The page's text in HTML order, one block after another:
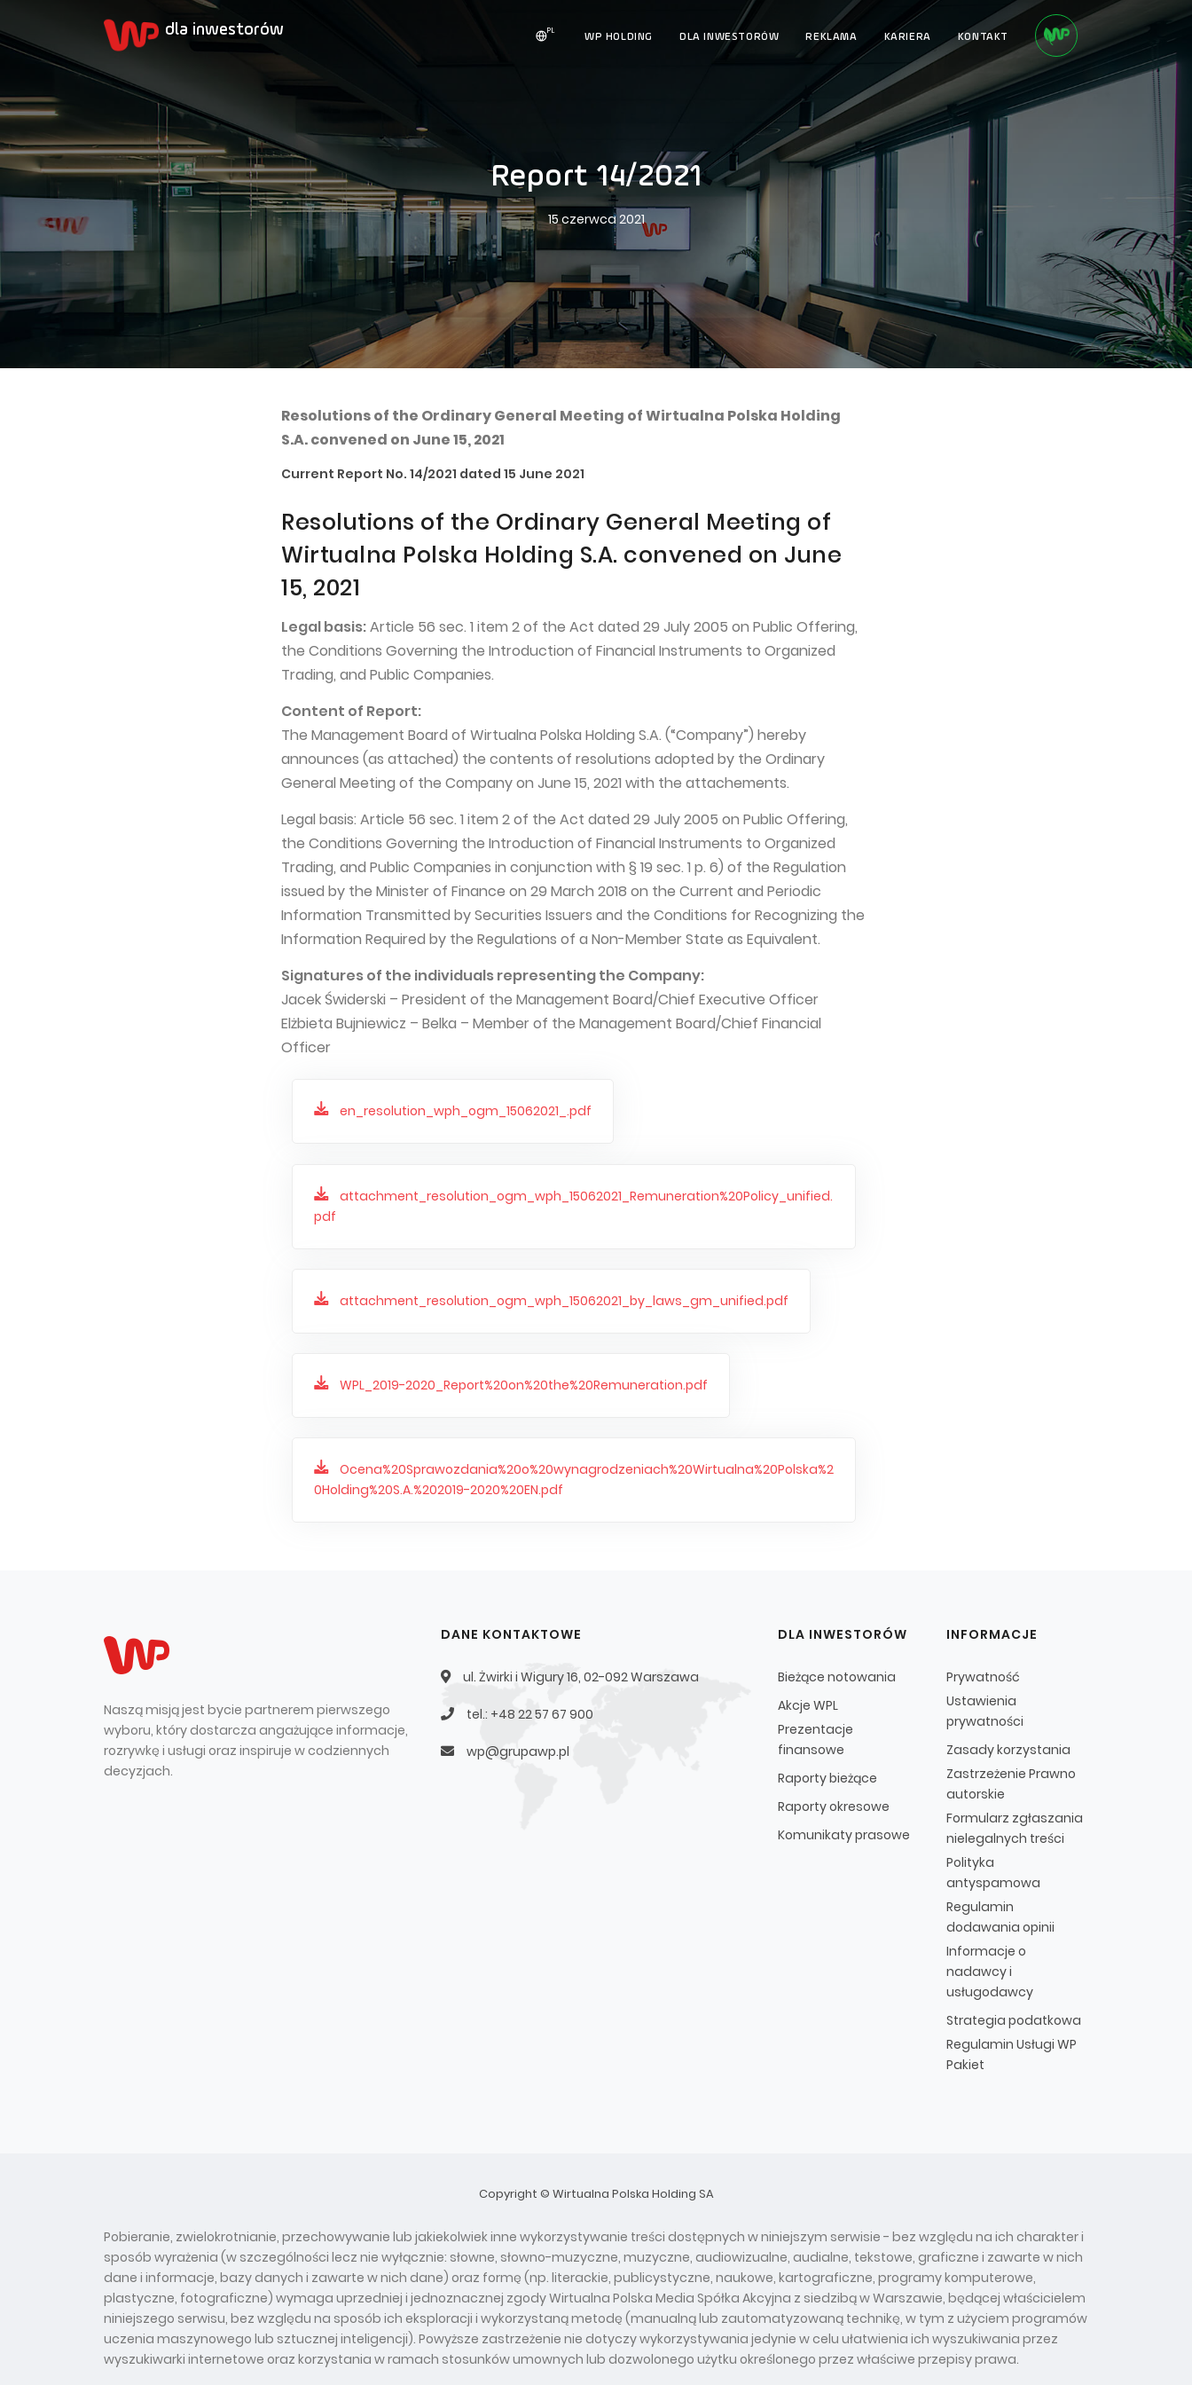
WP HOLDING DLA INWESTORÓW REKLAMA KARIERA KONTAKT
PL
Report 14/2021
15 czerwca 2021
Resolutions of the Ordinary General Meeting of Wirtualna Polska Holding
S.A. convened on June 15, 2021
Current Report No. 14/2021 dated 15 June 2021
Resolutions of the Ordinary General Meeting of
Wirtualna Polska Holding S.A. convened on June
15, 2021
Legal basis:Article 56 sec. 1 item 2 of the Act dated 29 July 2005 on Public Offering,
the Conditions Governing the Introduction of Financial Instruments to Organized
Trading, and Public Companies.
Content of Report:
The Management Board of Wirtualna Polska Holding S.A. (“Company”) hereby
announces (as attached) the contents of resolutions adopted by the Ordinary
General Meeting of the Company on June 15, 2021 with the attachements.
Legal basis: Article 56 sec. 1 item 2 of the Act dated 29 July 2005 on Public Offering,
the Conditions Governing the Introduction of Financial Instruments to Organized
Trading, and Public Companies in conjunction with § 19 sec. 1 p. 6) of the Regulation
issued by the Minister of Finance on 29 March 2018 on the Current and Periodic
Information Transmitted by Securities Issuers and the Conditions for Recognizing the
Information Required by the Regulations of a Non-Member State as Equivalent.
Signatures of the individuals representing the Company:
Jacek Świderski – President of the Management Board/Chief Executive Officer
Elżbieta Bujniewicz – Belka – Member of the Management Board/Chief Financial
Officer
en_resolution_wph_ogm_15062021_.pdf
attachment_resolution_ogm_wph_15062021_Remuneration%20Policy_unified.
pdf
attachment_resolution_ogm_wph_15062021_by_laws_gm_unified.pdf
WPL_2019-2020_Report%20on%20the%20Remuneration.pdf
Ocena%20Sprawozdania%20o%20wynagrodzeniach%20Wirtualna%20Polska%2
0Holding%20S.A.%202019-2020%20EN.pdf
Naszą misją jest bycie partnerem pierwszego
wyboru, który dostarcza angażujące informacje,
rozrywkę i usługi oraz inspiruje w codziennych
decyzjach.
DANE KONTAKTOWE
ul. Żwirki i Wigury 16, 02-092 Warszawa
tel.: +48 22 57 67 900
wp@grupawp.pl
DLA INWESTORÓW
Bieżące notowania
Akcje WPL
Prezentacje
finansowe
Raporty bieżące
Raporty okresowe
Komunikaty prasowe
INFORMACJE
Prywatność
Ustawienia
prywatności
Zasady korzystania
Zastrzeżenie Prawno
autorskie
Formularz zgłaszania
nielegalnych treści
Polityka
antyspamowa
Regulamin
dodawania opinii
Informacje o
nadawcy i
usługodawcy
Strategia podatkowa
Regulamin Usługi WP
Pakiet
Copyright © Wirtualna Polska Holding SA
Pobieranie, zwielokrotnianie, przechowywanie lub jakiekolwiek inne wykorzystywanie treści dostępnych w niniejszym serwisie - bez względu na ich charakter i
sposób wyrażenia (w szczególności lecz nie wyłącznie: słowne, słowno-muzyczne, muzyczne, audiowizualne, audialne, tekstowe, graficzne i zawarte w nich
dane i informacje, bazy danych i zawarte w nich dane) oraz formę (np. literackie, publicystyczne, naukowe, kartograficzne, programy komputerowe,
plastyczne, fotograficzne) wymaga uprzedniej i jednoznacznej zgody Wirtualna Polska Media Spółka Akcyjna z siedzibą w Warszawie, będącej właścicielem
niniejszego serwisu, bez względu na sposób ich eksploracji i wykorzystaną metodę (manualną lub zautomatyzowaną technikę, w tym z użyciem programów
uczenia maszynowego lub sztucznej inteligencji). Powyższe zastrzeżenie nie dotyczy wykorzystywania jedynie w celu ułatwienia ich wyszukiwania przez
wyszukiwarki internetowe oraz korzystania w ramach stosunków umownych lub dozwolonego użytku określonego przez właściwe przepisy prawa.